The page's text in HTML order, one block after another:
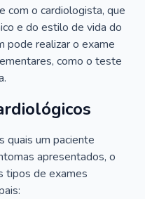
com o cardiologista, que
e do estilo de vida do
pode realizar o exame
como o teste
quais um paciente
apresentados, o
tipos de exames